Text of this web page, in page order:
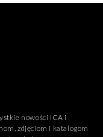
nowości ICA i
zdjęciom i katalogom